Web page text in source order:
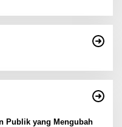
Publik yang Mengubah